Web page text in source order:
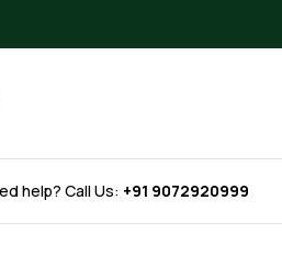
help? Call Us: +91 9072920999